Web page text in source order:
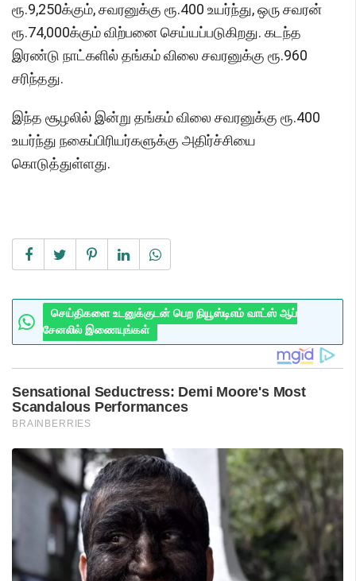
ரூ.9,250க்கும், சவரனுக்கு ரூ.400 உயர்ந்து, ஒரு சவரன்
ரூ.74,000க்கும் விற்பனை செய்யப்படுகிறது. கடந்த
இரண்டு நாட்களில் தங்கம் விலை சவரனுக்கு ரூ.960
சரிந்தது.
இந்த சூழலில் இன்று தங்கம் விலை சவரனுக்கு ரூ.400
உயர்ந்து நகைப்பிரியர்களுக்கு அதிர்ச்சியை
கொடுத்துள்ளது.
செய்திகளை உடனுக்குடன் பெற நியூஸ்டிஎம் வாட்ஸ் ஆப்
சேனலில் இணையுங்கள்